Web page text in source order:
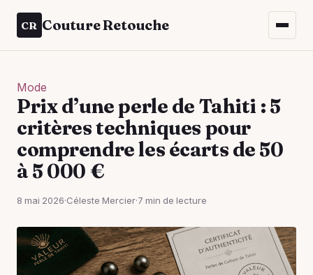
CR Couture Retouche
Mode
Prix d’une perle de Tahiti : 5
critères techniques pour
comprendre les écarts de 50
à 5 000 €
8 mai 2026·Céleste Mercier·7 min de lecture